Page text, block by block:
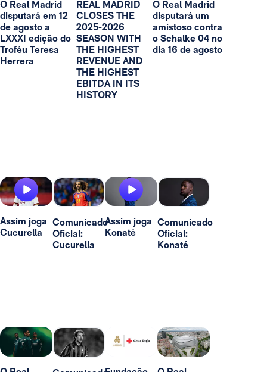
O Real Madrid
disputará em 12
de agosto a
LXXXI edição do
Troféu Teresa
Herrera
REAL MADRID
CLOSES THE
2025-2026
SEASON WITH
THE HIGHEST
REVENUE AND
THE HIGHEST
EBITDA IN ITS
HISTORY
O Real Madrid
disputará um
amistoso contra
o Schalke 04 no
dia 16 de agosto
Assim joga
Cucurella
Comunicado
Oficial:
Cucurella
Assim joga
Konaté
Comunicado
Oficial:
Konaté